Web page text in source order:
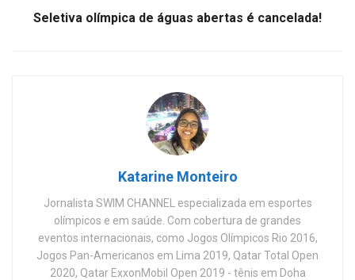
Seletiva olímpica de águas abertas é cancelada!
Katarine Monteiro
Jornalista SWIM CHANNEL especializada em esportes
olímpicos e em saúde. Com cobertura de grandes
eventos internacionais, como Jogos Olímpicos Rio 2016,
Jogos Pan-Americanos em Lima 2019, Qatar Total Open
2020, Qatar ExxonMobil Open 2019 - tênis em Doha